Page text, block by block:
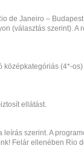
de Janeiro –
(választás szerint). A
középkategóriás (4*-
ellátást.
szerint. A
Felár ellenében Rio